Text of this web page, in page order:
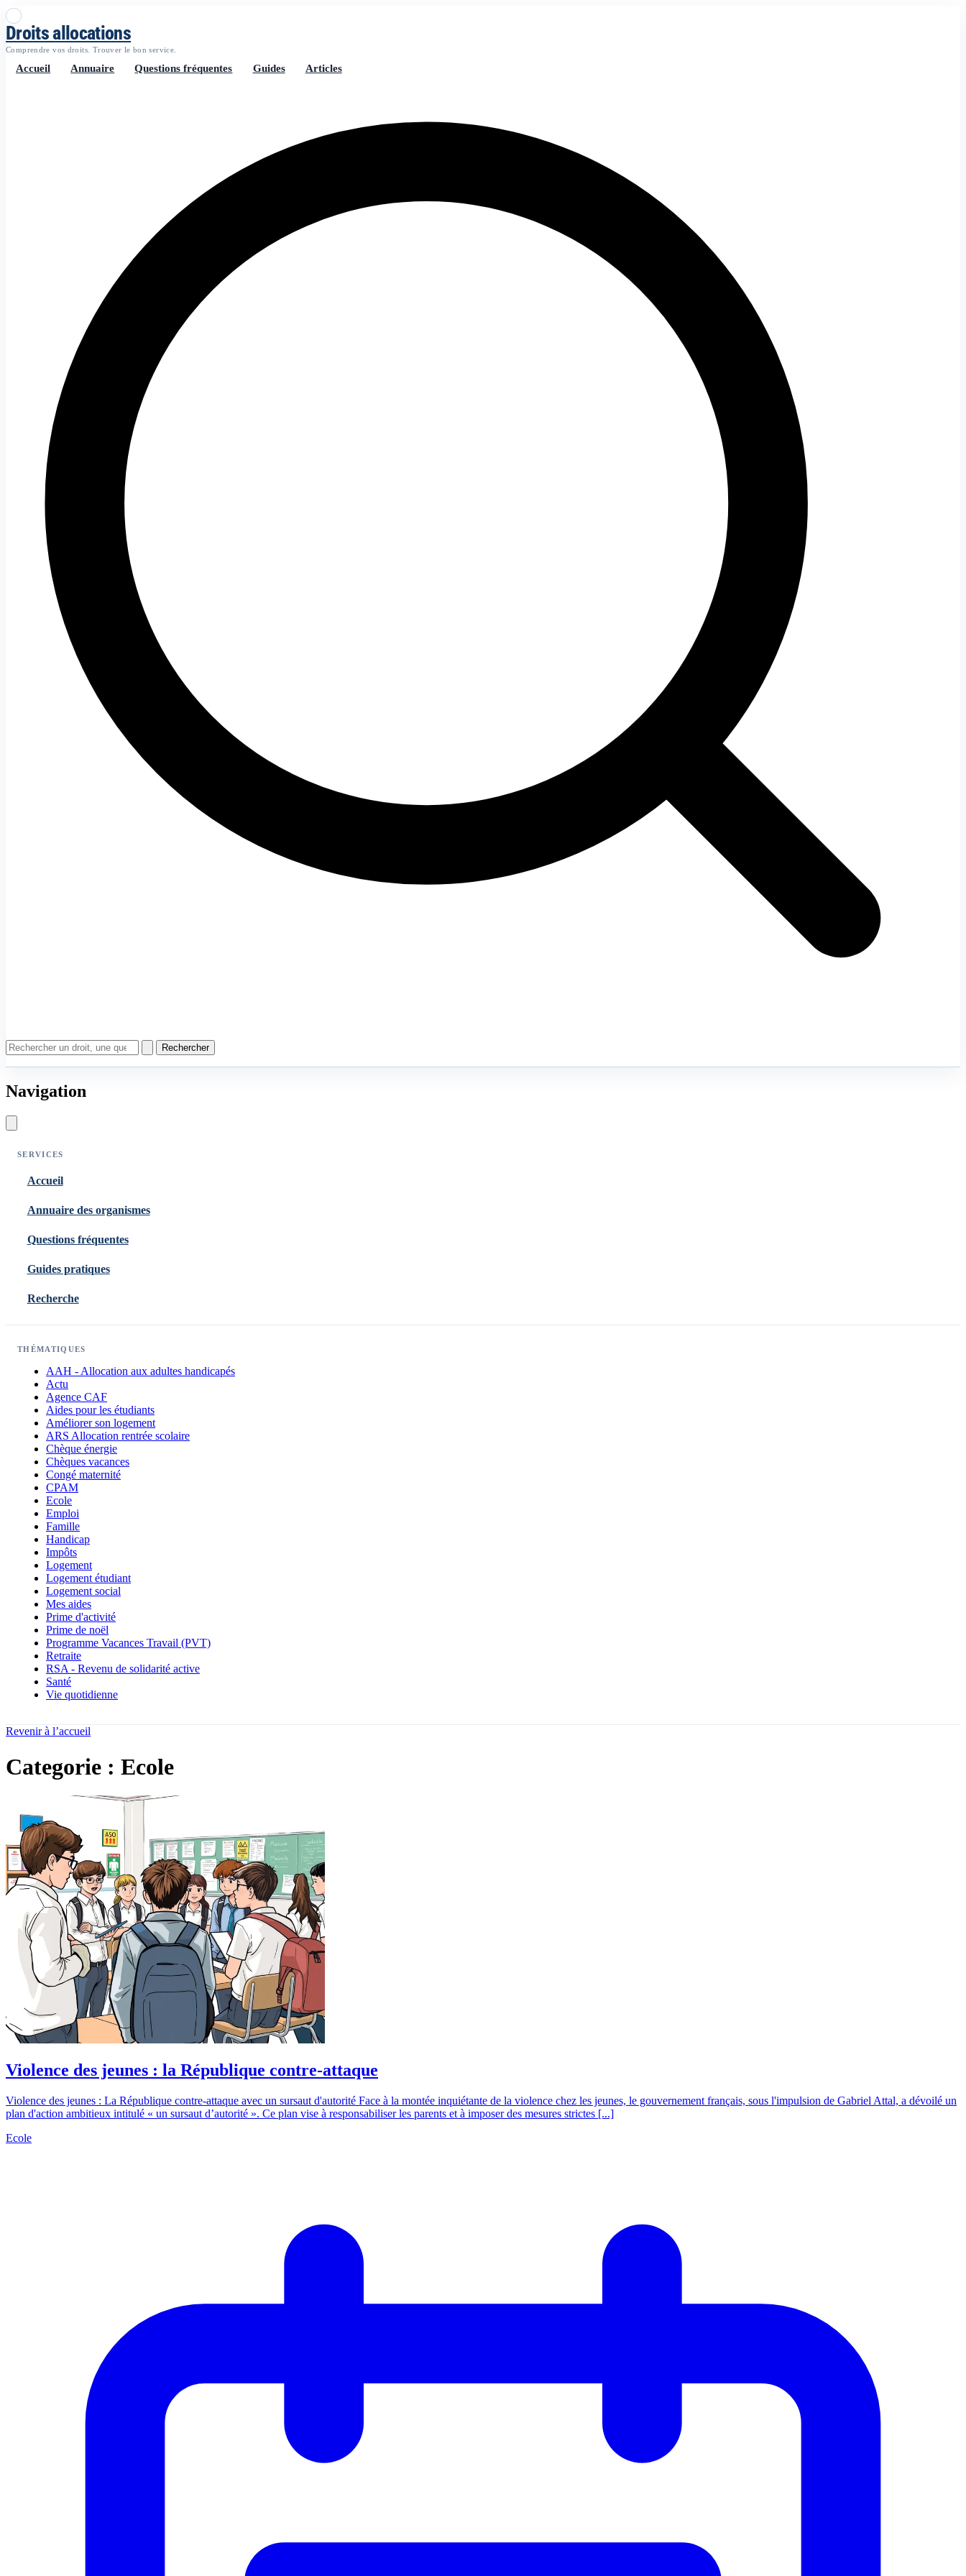
Droits allocations
Comprendre vos droits. Trouver le bon service.
Accueil Annuaire Questions fréquentes Guides Articles
Rechercher
Navigation
SERVICES
Accueil
Annuaire des organismes
Questions fréquentes
Guides pratiques
Recherche
THÉMATIQUES
AAH - Allocation aux adultes handicapés
Actu
Agence CAF
Aides pour les étudiants
Améliorer son logement
ARS Allocation rentrée scolaire
Chèque énergie
Chèques vacances
Congé maternité
CPAM
Ecole
Emploi
Famille
Handicap
Impôts
Logement
Logement étudiant
Logement social
Mes aides
Prime d'activité
Prime de noël
Programme Vacances Travail (PVT)
Retraite
RSA - Revenu de solidarité active
Santé
Vie quotidienne
Revenir à l’accueil
Categorie : Ecole
Violence des jeunes : la République contre-attaque
Violence des jeunes : La République contre-attaque avec un sursaut d'autorité Face à la montée inquiétante de la violence chez les jeunes, le gouvernement français, sous l'impulsion de Gabriel Attal, a dévoilé un
plan d'action ambitieux intitulé « un sursaut d’autorité ». Ce plan vise à responsabiliser les parents et à imposer des mesures strictes [...]
Ecole